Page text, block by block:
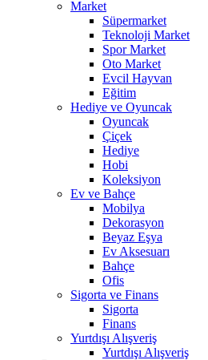
Market
Süpermarket
Teknoloji Market
Spor Market
Oto Market
Evcil Hayvan
Eğitim
Hediye ve Oyuncak
Oyuncak
Çiçek
Hediye
Hobi
Koleksiyon
Ev ve Bahçe
Mobilya
Dekorasyon
Beyaz Eşya
Ev Aksesuarı
Bahçe
Ofis
Sigorta ve Finans
Sigorta
Finans
Yurtdışı Alışveriş
Yurtdışı Alışveriş